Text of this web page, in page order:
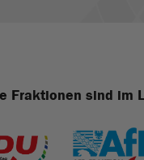
Fraktionen sind im